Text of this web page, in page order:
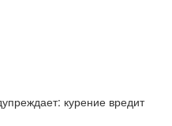
курение вредит